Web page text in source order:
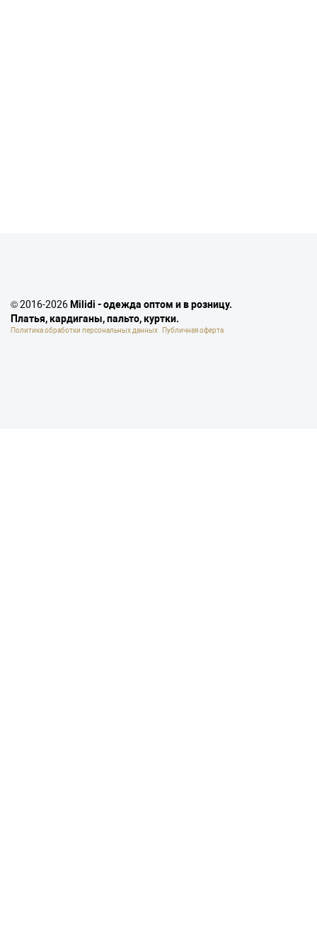
© 2016-2026 Milidi - одежда оптом и в розницу.
Платья, кардиганы, пальто, куртки.
Политика обработки персональных данных Публичная оферта